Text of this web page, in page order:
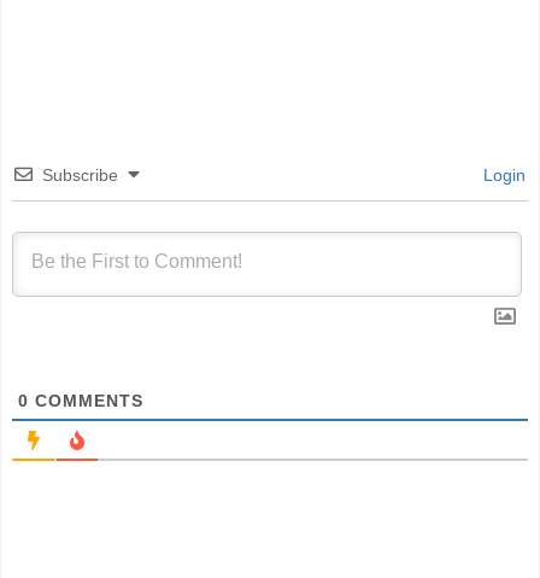
Subscribe Login
0 COMMENTS